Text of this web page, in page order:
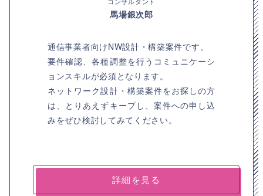
馬場銀次郎
通信事業者向けNW設計・構築案件です。
要件確認、各種調整を行うコミュニケーシ
ョンスキルが必須となります。
ネットワーク設計・構築案件をお探しの方
は、とりあえずキープし、案件への申し込
みをぜひ検討してみてください。
詳細を見る